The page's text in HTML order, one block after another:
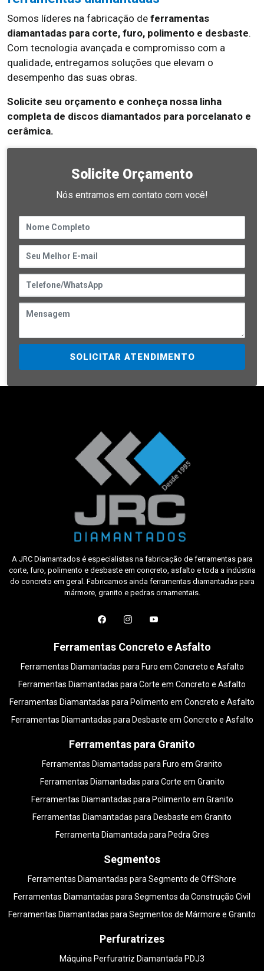
Somos líderes na fabricação de ferramentas
diamantadas para corte, furo, polimento e desbaste.
Com tecnologia avançada e compromisso com a
qualidade, entregamos soluções que elevam o
desempenho das suas obras.
Solicite seu orçamento e conheça nossa linha
completa de discos diamantados para porcelanato e
cerâmica.
Solicite Orçamento
Nós entramos em contato com você!
SOLICITAR ATENDIMENTO
A JRC Diamantados é especialistas na fabricação de ferramentas para
corte, furo, polimento e desbaste em concreto, asfalto e toda a indústria
do concreto em geral. Fabricamos ainda ferramentas diamantadas para
mármore, granito e pedras ornamentais.
Ferramentas Concreto e Asfalto
Ferramentas Diamantadas para Furo em Concreto e Asfalto
Ferramentas Diamantadas para Corte em Concreto e Asfalto
Ferramentas Diamantadas para Polimento em Concreto e Asfalto
Ferramentas Diamantadas para Desbaste em Concreto e Asfalto
Ferramentas para Granito
Ferramentas Diamantadas para Furo em Granito
Ferramentas Diamantadas para Corte em Granito
Ferramentas Diamantadas para Polimento em Granito
Ferramentas Diamantadas para Desbaste em Granito
Ferramenta Diamantada para Pedra Gres
Segmentos
Ferramentas Diamantadas para Segmento de OffShore
Ferramentas Diamantadas para Segmentos da Construção Civil
Ferramentas Diamantadas para Segmentos de Mármore e Granito
Perfuratrizes
Máquina Perfuratriz Diamantada PDJ3